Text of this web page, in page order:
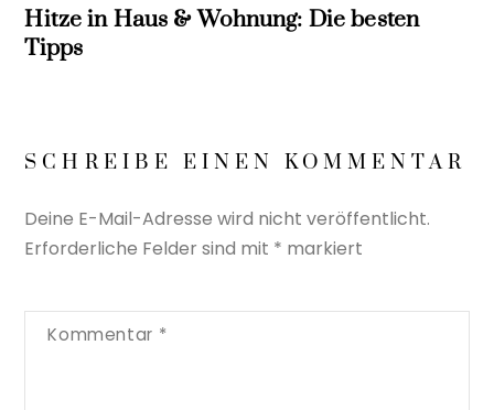
Hitze in Haus & Wohnung: Die besten
Tipps
SCHREIBE EINEN KOMMENTAR
Deine E-Mail-Adresse wird nicht veröffentlicht.
Erforderliche Felder sind mit * markiert
Kommentar *